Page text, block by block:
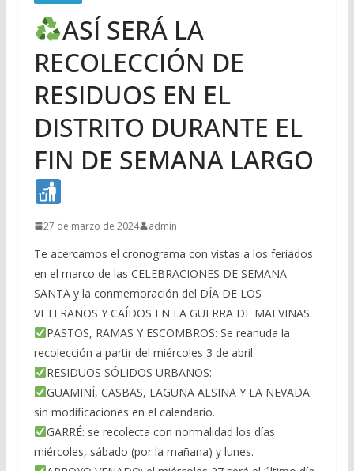
ASÍ SERÁ LA
RECOLECCIÓN DE
RESIDUOS EN EL
DISTRITO DURANTE EL
FIN DE SEMANA LARGO
27 de marzo de 2024 admin
Te acercamos el cronograma con vistas a los feriados
en el marco de las CELEBRACIONES DE SEMANA
SANTA y la conmemoración del DÍA DE LOS
VETERANOS Y CAÍDOS EN LA GUERRA DE MALVINAS.
PASTOS, RAMAS Y ESCOMBROS: Se reanuda la
recolección a partir del miércoles 3 de abril.
RESIDUOS SÓLIDOS URBANOS:
GUAMINÍ, CASBAS, LAGUNA ALSINA Y LA NEVADA:
sin modificaciones en el calendario.
GARRÉ: se recolecta con normalidad los días
miércoles, sábado (por la mañana) y lunes.